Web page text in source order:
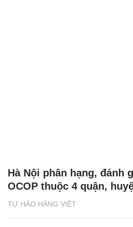
TỰ HÀO HÀNG VIỆT
Hà Nội phân hạng, đánh
OCOP thuộc 4 quận,